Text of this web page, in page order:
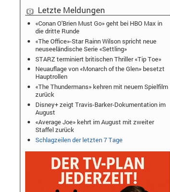
Letzte Meldungen
«Conan O'Brien Must Go» geht bei HBO Max in
die dritte Runde
«The Office»-Star Rainn Wilson spricht neue
neuseeländische Serie «Settling»
STARZ terminiert britischen Thriller «Tip Toe»
Neuauflage von «Monarch of the Glen» besetzt
Hauptrollen
«The Thundermans» kehren mit neuem Spielfilm
zurück
Disney+ zeigt Travis-Barker-Dokumentation im
August
«Average Joe» kehrt im August mit zweiter
Staffel zurück
Schlagzeilen der letzten 7 Tage